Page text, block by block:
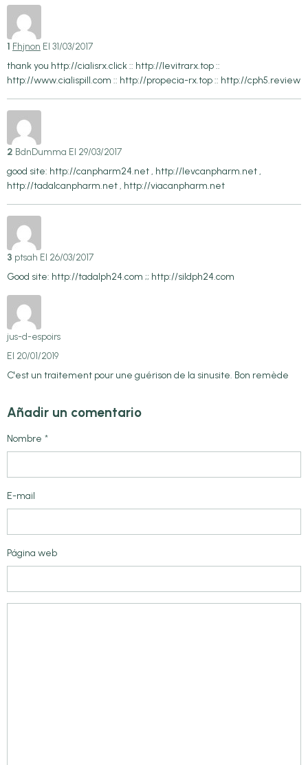
1 Fhjnon El 31/03/2017
thank you http://cialisrx.click :: http://levitrarx.top ::
http://www.cialispill.com :: http://propecia-rx.top :: http://cph5.review
2 BdnDumma El 29/03/2017
good site: http://canpharm24.net , http://levcanpharm.net ,
http://tadalcanpharm.net , http://viacanpharm.net
3 ptsah El 26/03/2017
Good site: http://tadalph24.com ;; http://sildph24.com
jus-d-espoirs
El 20/01/2019
C'est un traitement pour une guérison de la sinusite. Bon remède
Añadir un comentario
Nombre
E-mail
Página web